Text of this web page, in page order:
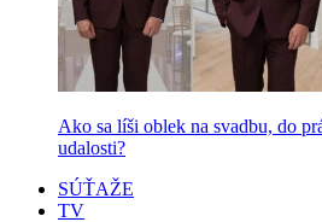
Ako sa líši oblek na svadbu, do
udalosti?
SÚŤAŽE
TV